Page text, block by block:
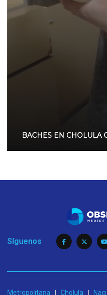
BACHES EN CHOLULA
Síguenos
Metropolitana Cholula